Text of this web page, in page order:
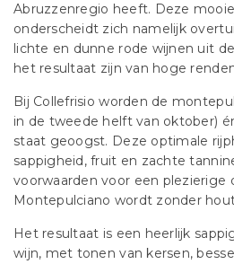
Abruzzenregio heeft. Deze
onderscheidt zich namelijk
lichte en dunne rode wijnen uit
het resultaat zijn van hoge
Bij Collefrisio worden de
in de tweede helft van oktober)
staat geoogst. Deze optimale
sappigheid, fruit en zachte
voorwaarden voor een plezierige
Montepulciano wordt zonder
Het resultaat is een heerlijk
wijn, met tonen van kersen,